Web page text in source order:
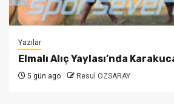
Yazılar
Elmalı Alıç Yaylası’nda
5 gün ago Resul ÖZSARAY